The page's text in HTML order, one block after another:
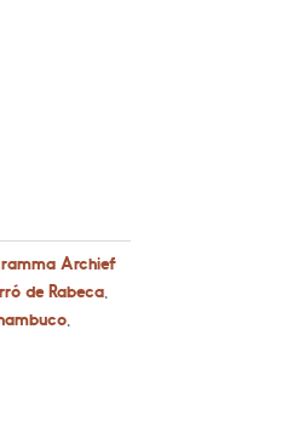
Archief
de Rabeca,
,